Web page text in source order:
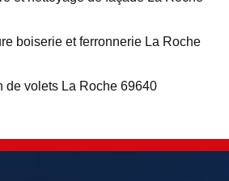
boiserie et ferronnerie La Roche
de volets La Roche 69640